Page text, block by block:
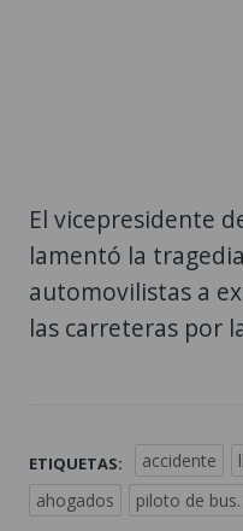
El vicepresidente
lamentó la
automovilistas a
las carreteras por
ETIQUETAS: accidente
ahogados
piloto de